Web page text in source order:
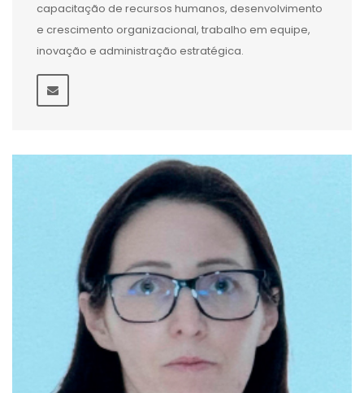
capacitação de recursos humanos, desenvolvimento
e crescimento organizacional, trabalho em equipe,
inovação e administração estratégica.